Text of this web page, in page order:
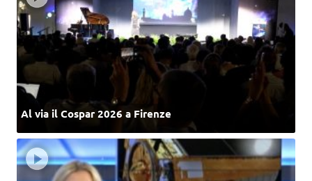
Al via il Cospar 2026 a Firenze